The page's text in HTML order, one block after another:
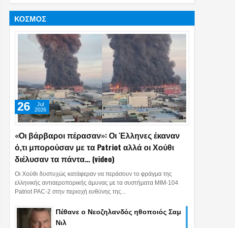
ΚΟΣΜΟΣ
«Οι βάρβαροι πέρασαν»: Οι Έλληνες έκαναν
ό,τι μπορούσαν με τα Patriot αλλά οι Χούθι
διέλυσαν τα πάντα… (video)
26
Jul
2026
Οι Χούθι δυστυχώς κατάφεραν να περάσουν το φράγμα της
ελληνικής αντιαεροπορικής άμυνας με τα συστήματα MIM-104
Patriot PAC-2 στην περιοχή ευθύνης της...
Πέθανε ο Νεοζηλανδός ηθοποιός Σαμ
Νιλ